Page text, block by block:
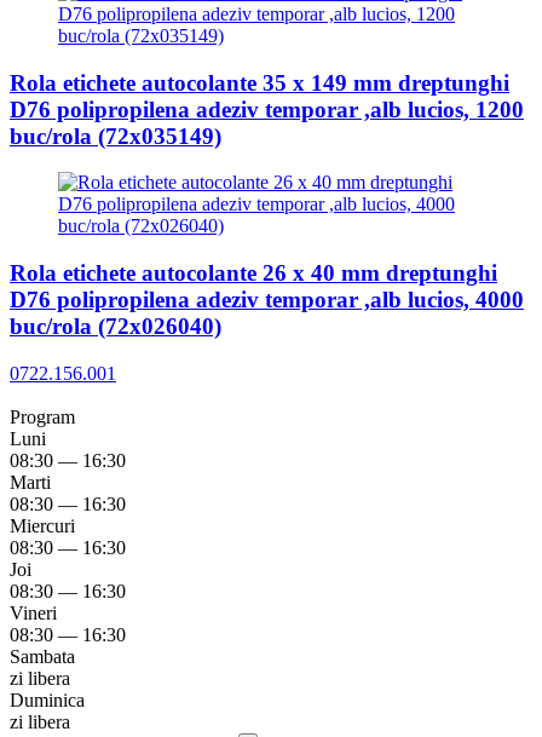
Rola etichete autocolante 35 x 149 mm dreptunghi
D76 polipropilena adeziv temporar ,alb lucios, 1200
buc/rola (72x035149)
Rola etichete autocolante 26 x 40 mm dreptunghi
D76 polipropilena adeziv temporar ,alb lucios, 4000
buc/rola (72x026040)
0722.156.001
Program
Luni
08:30 — 16:30
Marti
08:30 — 16:30
Miercuri
08:30 — 16:30
Joi
08:30 — 16:30
Vineri
08:30 — 16:30
Sambata
zi libera
Duminica
zi libera